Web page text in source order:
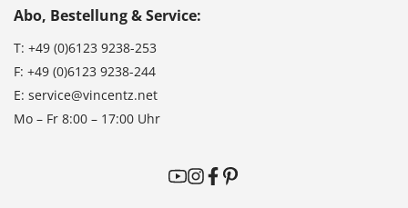
Abo, Bestellung & Service:
T: +49 (0)6123 9238-253
F: +49 (0)6123 9238-244
E: service@vincentz.net
Mo – Fr 8:00 – 17:00 Uhr